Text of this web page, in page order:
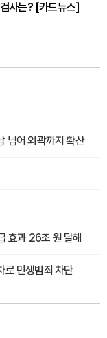
사는? [카드뉴스]
넘어 외곽까지 확산
효과 26조 원 달해
로 민생범죄 차단